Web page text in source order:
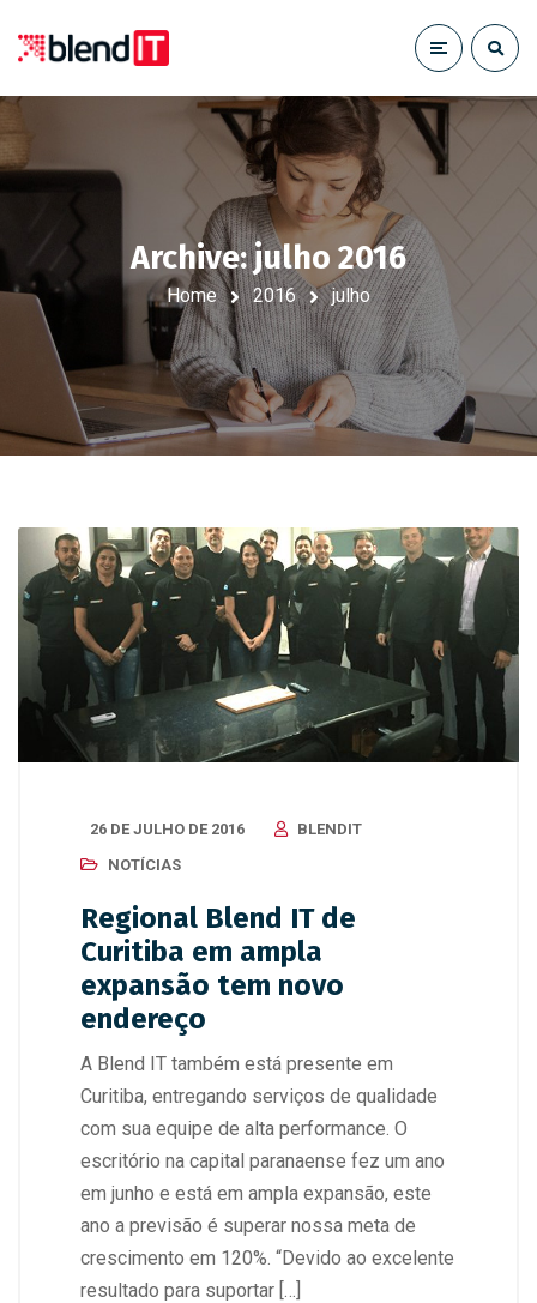
Archive: julho 2016
Home 2016 julho
26 DE JULHO DE 2016
BLENDIT
NOTÍCIAS
Regional Blend IT de
Curitiba em ampla
expansão tem novo
endereço
A Blend IT também está presente em
Curitiba, entregando serviços de qualidade
com sua equipe de alta performance. O
escritório na capital paranaense fez um ano
em junho e está em ampla expansão, este
ano a previsão é superar nossa meta de
crescimento em 120%. “Devido ao excelente
resultado para suportar […]